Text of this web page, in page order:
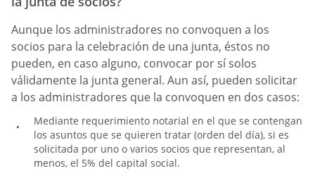
Aunque los administradores no convoquen a los
socios para la celebración de una junta, éstos no
pueden, en caso alguno, convocar por sí solos
válidamente la junta general. Aun así, pueden solicitar
a los administradores que la convoquen en dos casos:
Mediante requerimiento notarial en el que se contengan
los asuntos que se quieren tratar (orden del día), si es
solicitada por uno o varios socios que representan, al
menos, el 5% del capital social.